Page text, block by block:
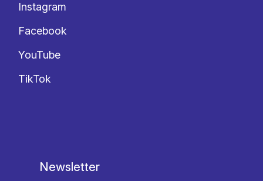
Instagram
Facebook
YouTube
TikTok
Newsletter